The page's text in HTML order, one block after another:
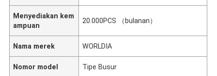
Menyediakan kem
ampuan
20.000PCS （bulanan）
Nama merek WORLDIA
Nomor model Tipe Busur